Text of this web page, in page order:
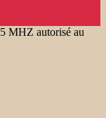
5 MHZ autorisé au